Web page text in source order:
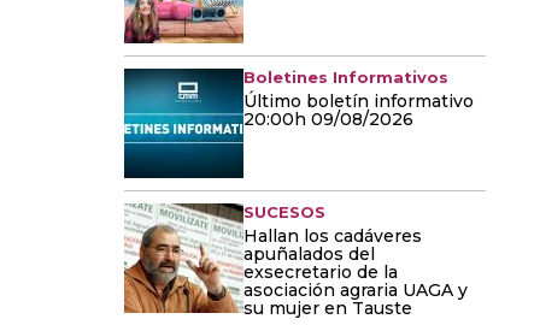
Boletines Informativos
Último boletín informativo
20:00h 09/08/2026
SUCESOS
Hallan los cadáveres
apuñalados del
exsecretario de la
asociación agraria UAGA y
su mujer en Tauste